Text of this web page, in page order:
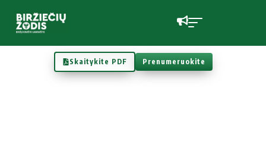
Skaitykite PDF Prenumeruokite